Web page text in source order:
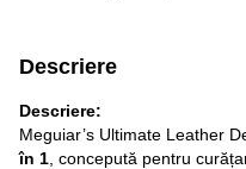
Descriere
Descriere:
Meguiar’s Ultimate Leather
în 1 , concepută pentru